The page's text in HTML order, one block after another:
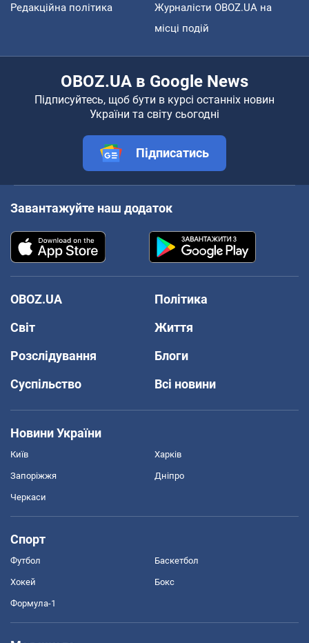
Редакційна політика
Журналісти OBOZ.UA на
місці подій
OBOZ.UA в Google News
Підписуйтесь, щоб бути в курсі останніх новин
України та світу сьогодні
Підписатись
Завантажуйте наш додаток
OBOZ.UA
Політика
Світ
Життя
Розслідування
Блоги
Суспільство
Всі новини
Новини України
Київ Харків
Запоріжжя Дніпро
Черкаси
Спорт
Футбол Баскетбол
Хокей Бокс
Формула-1